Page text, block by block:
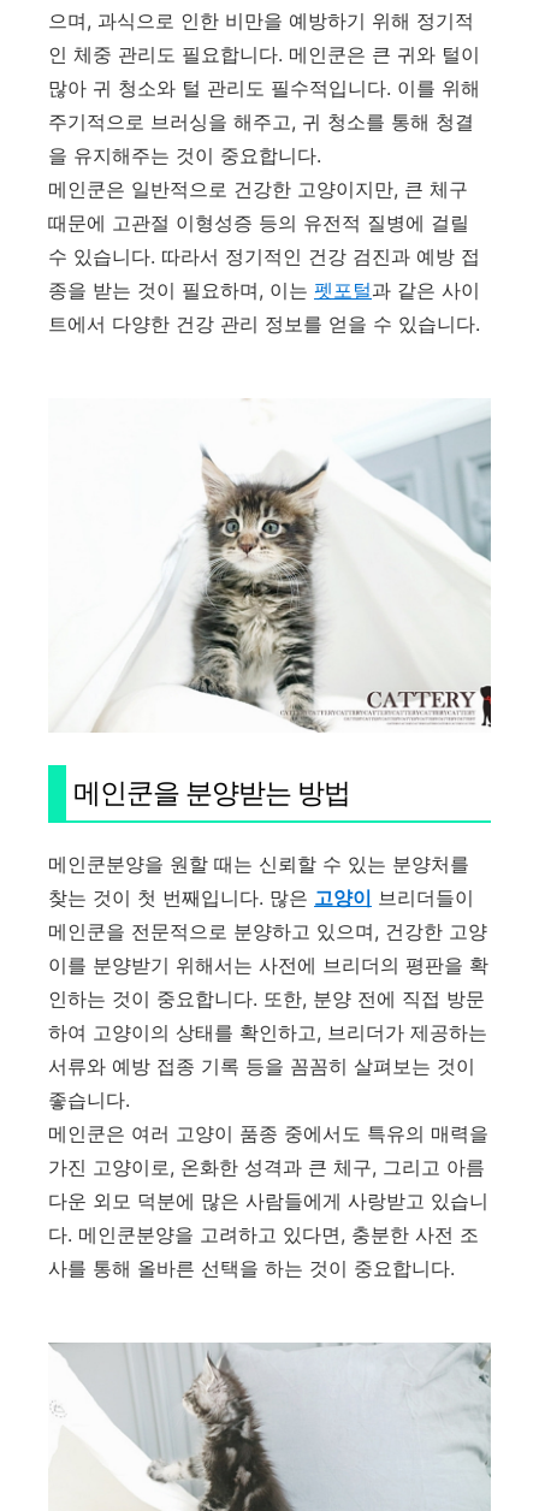
으며, 과식으로 인한 비만을 예방하기 위해 정기적
인 체중 관리도 필요합니다. 메인쿤은 큰 귀와 털이
많아 귀 청소와 털 관리도 필수적입니다. 이를 위해
주기적으로 브러싱을 해주고, 귀 청소를 통해 청결
을 유지해주는 것이 중요합니다.
메인쿤은 일반적으로 건강한 고양이지만, 큰 체구
때문에 고관절 이형성증 등의 유전적 질병에 걸릴
수 있습니다. 따라서 정기적인 건강 검진과 예방 접
종을 받는 것이 필요하며, 이는 펫포털과 같은 사이
트에서 다양한 건강 관리 정보를 얻을 수 있습니다.
메인쿤을 분양받는 방법
메인쿤분양을 원할 때는 신뢰할 수 있는 분양처를
찾는 것이 첫 번째입니다. 많은 고양이 브리더들이
메인쿤을 전문적으로 분양하고 있으며, 건강한 고양
이를 분양받기 위해서는 사전에 브리더의 평판을 확
인하는 것이 중요합니다. 또한, 분양 전에 직접 방문
하여 고양이의 상태를 확인하고, 브리더가 제공하는
서류와 예방 접종 기록 등을 꼼꼼히 살펴보는 것이
좋습니다.
메인쿤은 여러 고양이 품종 중에서도 특유의 매력을
가진 고양이로, 온화한 성격과 큰 체구, 그리고 아름
다운 외모 덕분에 많은 사람들에게 사랑받고 있습니
다. 메인쿤분양을 고려하고 있다면, 충분한 사전 조
사를 통해 올바른 선택을 하는 것이 중요합니다.